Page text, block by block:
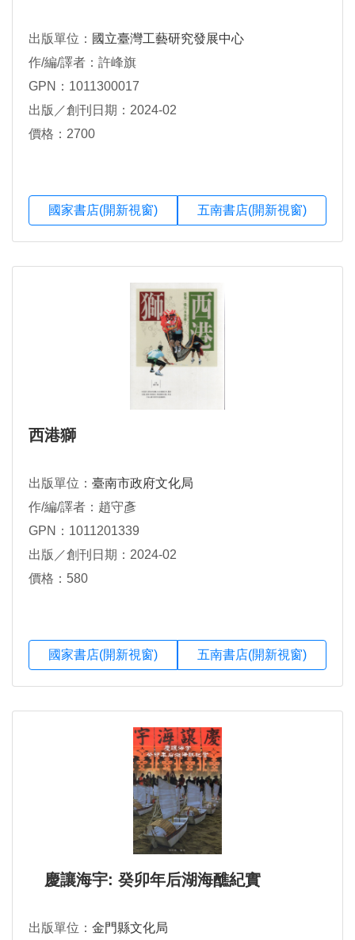
出版單位： 國立臺灣工藝研究發展中心
作/編/譯者：許峰旗
GPN：1011300017
出版／創刊日期：2024-02
價格：2700
國家書店(開新視窗) 五南書店(開新視窗)
西港獅
出版單位： 臺南市政府文化局
作/編/譯者：趙守彥
GPN：1011201339
出版／創刊日期：2024-02
價格：580
國家書店(開新視窗) 五南書店(開新視窗)
慶讓海宇: 癸卯年后湖海醮紀實
出版單位： 金門縣文化局